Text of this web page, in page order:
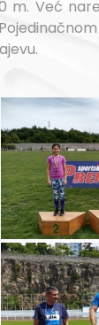
m. Već